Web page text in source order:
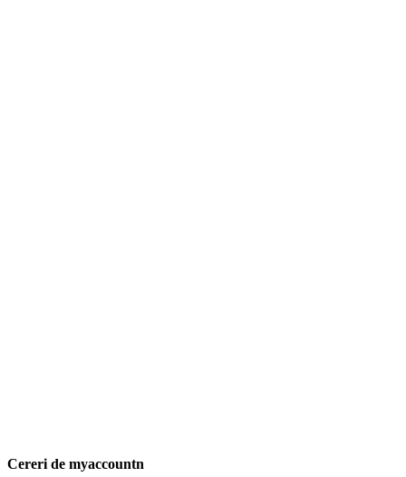
Cereri de myaccountn